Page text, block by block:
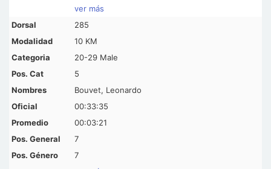
ver más
285
10 KM
20-29 Male
5
Bouvet, Leonardo
00:33:35
00:03:21
7
7